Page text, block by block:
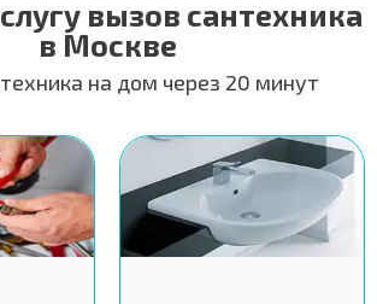
вызов сантехника
в Москве
на дом через 20 минут